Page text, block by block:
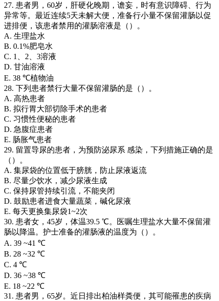
27. 患者男，60岁，肝硬化晚期，谵妄，时有意识障碍、行为
异常等。最近连续5天未解大便，准备行小量不保留灌肠以促
进排便，该患者禁用的灌肠溶液是（）。
A. 生理盐水
B. 0.1%肥皂水
C. 1、2、3溶液
D. 甘油溶液
E. 38 ℃植物油
28. 下列患者禁行大量不保留灌肠的是（）。
A. 高热患者
B. 拟行胃大部切除手术的患者
C. 习惯性便秘的患者
D. 急腹症患者
E. 肠胀气患者
29. 留置导尿的患者，为预防泌尿系 感染，下列措施正确的是
（）。
A. 集尿袋的位置低于膀胱，防止尿液返流
B. 尽量少饮水，减少尿液生成
C. 保持尿管持续引流，不能夹闭
D. 鼓励患者进食大量蔬菜，碱化尿液
E. 每天更换集尿袋1~2次
30. 患者女，45岁，体温39.5 ℃。医嘱生理盐水大量不保留灌
肠以降温。护士准备的灌肠液的温度为（）。
A. 39 ~41 ℃
B. 28 ~32 ℃
C. 4 ℃
D. 36 ~38 ℃
E. 18 ~22 ℃
31. 患者男，65岁。近日排出柏油样粪便，其可能罹患的疾病